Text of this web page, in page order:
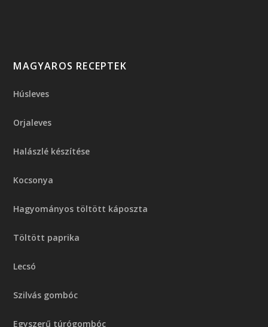
MAGYAROS RECEPTEK
Húsleves
Orjaleves
Halászlé készítése
Kocsonya
Hagyományos töltött káposzta
Töltött paprika
Lecsó
Szilvás gombóc
Egyszerű túrógombóc